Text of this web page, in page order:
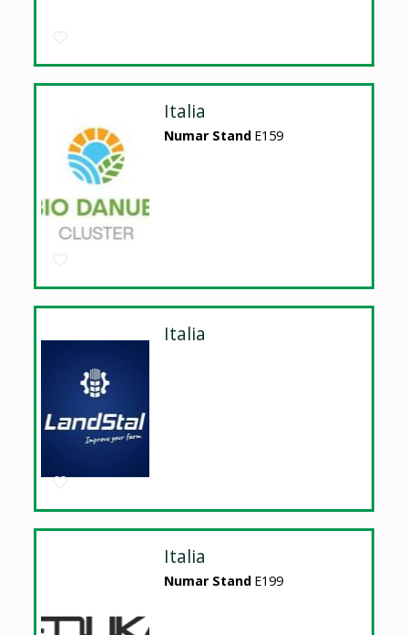
Italia
Numar Stand E159
Italia
Italia
Numar Stand E199